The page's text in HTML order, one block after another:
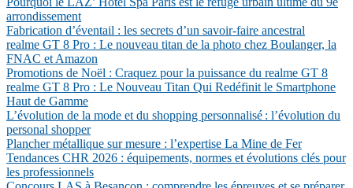
arrondissement
Fabrication d’éventail : les secrets d’un savoir-faire ancestral
realme GT 8 Pro : Le nouveau titan de la photo chez Boulanger, la
FNAC et Amazon
Promotions de Noël : Craquez pour la puissance du realme GT 8
realme GT 8 Pro : Le Nouveau Titan Qui Redéfinit le Smartphone
Haut de Gamme
L’évolution de la mode et du shopping personnalisé : l’évolution du
personal shopper
Plancher métallique sur mesure : l’expertise La Mine de Fer
Tendances CHR 2026 : équipements, normes et évolutions clés pour
les professionnels